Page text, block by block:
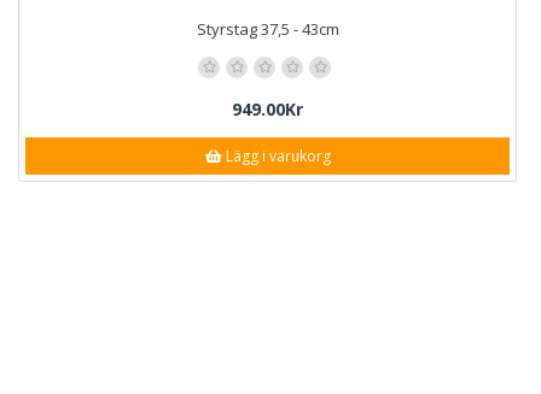
Styrstag 37,5 - 43cm
949.00Kr
Lägg i varukorg